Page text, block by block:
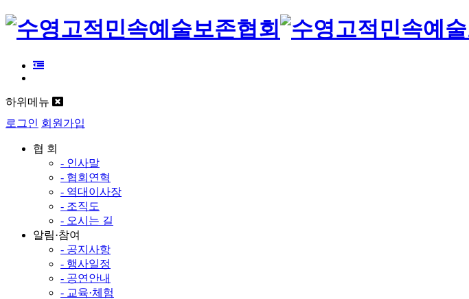
하위메뉴
로그인 회원가입
협 회
- 인사말
- 협회연혁
- 역대이사장
- 조직도
- 오시는 길
알림·참여
- 공지사항
- 행사일정
- 공연안내
- 교육·체험